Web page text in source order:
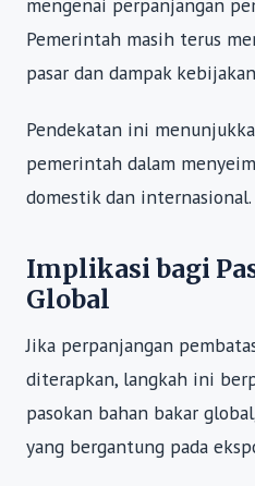
mengenai perpanjangan
Pemerintah masih terus
pasar dan dampak
Pendekatan ini
pemerintah dalam
domestik dan internasional.
Implikasi bagi
Global
Jika perpanjangan
diterapkan, langkah ini
pasokan bahan bakar
yang bergantung pada